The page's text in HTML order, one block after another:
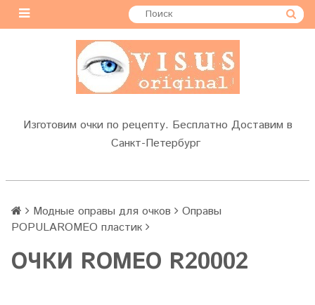
Изготовим очки по рецепту. Бесплатно Доставим в
Санкт-Петербург
Модные оправы для очков
Оправы
POPULAROMEO пластик
ОЧКИ ROMEO R20002